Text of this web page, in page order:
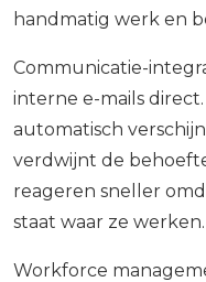
handmatig werk en
Communicatie-
interne e-mails
automatisch
verdwijnt de
reageren sneller
staat waar ze werken.
Workforce